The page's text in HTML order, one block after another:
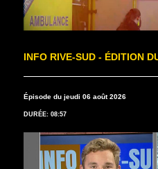
INFO RIVE-SUD - ÉDITION
Épisode du jeudi 06 août 2026
DURÉE: 08:57